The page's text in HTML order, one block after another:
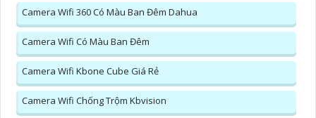
Camera Wifi 360 Có Màu Ban Đêm Dahua
Camera Wifi Có Màu Ban Đêm
Camera Wifi Kbone Cube Giá Rẻ
Camera Wifi Chống Trộm Kbvision